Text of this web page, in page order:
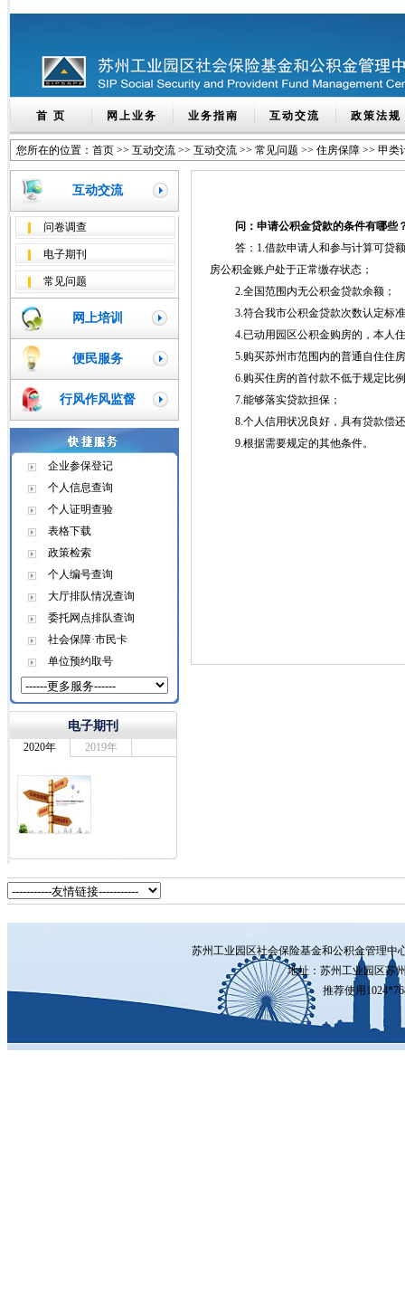
首 页 网上业务 业务指南 互动交流 政策法规
您所在的位置： 首页 >> 互动交流 >> 互动交流 >> 常见问题 >> 住房保障 >> 甲类
互动交流
问卷调查
电子期刊
常见问题
网上培训
便民服务
行风作风监督
企业参保登记
个人信息查询
个人证明查验
表格下载
政策检索
个人编号查询
大厅排队情况查询
委托网点排队查询
社会保障·市民卡
单位预约取号
问：申请公积金贷款的条件有哪些
答：1.借款申请人和参与计算可贷
房公积金账户处于正常缴存状态；
2.全国范围内无公积金贷款余额；
3.符合我市公积金贷款次数认定标
4.已动用园区公积金购房的，本人
5.购买苏州市范围内的普通自住住
6.购买住房的首付款不低于规定比
7.能够落实贷款担保；
8.个人信用状况良好，具有贷款偿
9.根据需要规定的其他条件。
苏州工业园区社会保险基金和公积金管理中
地址：苏州工业园区苏
推荐使用